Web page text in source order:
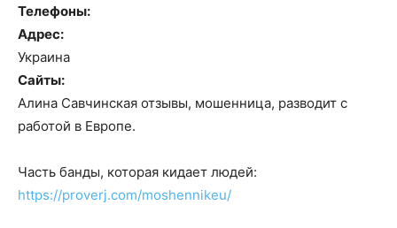
Телефоны:
Адрес:
Украина
Сайты:
Алина Савчинская отзывы, мошенница, разводит с
работой в Европе.
Часть банды, которая кидает людей:
https://proverj.com/moshennikeu/